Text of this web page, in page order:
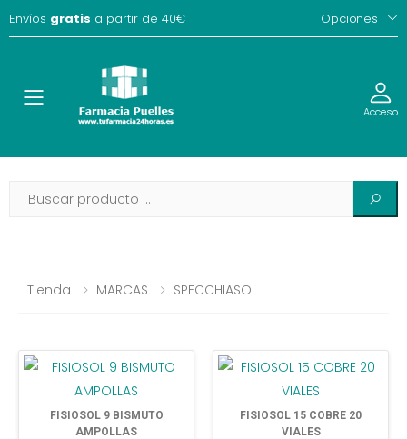
Envíos gratis a partir de 40€ Opciones
Toggle Acceso
Tienda MARCAS SPECCHIASOL
FISIOSOL 9 BISMUTO
AMPOLLAS
FISIOSOL 15 COBRE 20
VIALES